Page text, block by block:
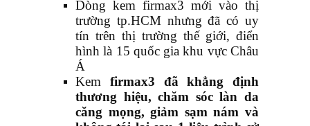
Dòng kem firmax3 mới vào thị
trường tp.HCM nhưng đã có uy
tín trên thị trường thế giới, điển
hình là 15 quốc gia khu vực Châu
Á
Kem firmax3 đã khẳng định
thương hiệu, chăm sóc làn da
căng mọng, giảm sạm nám và